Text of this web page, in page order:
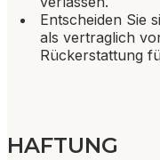
Entscheiden Sie
als vertraglich
Rückerstattung
HAFTUNG